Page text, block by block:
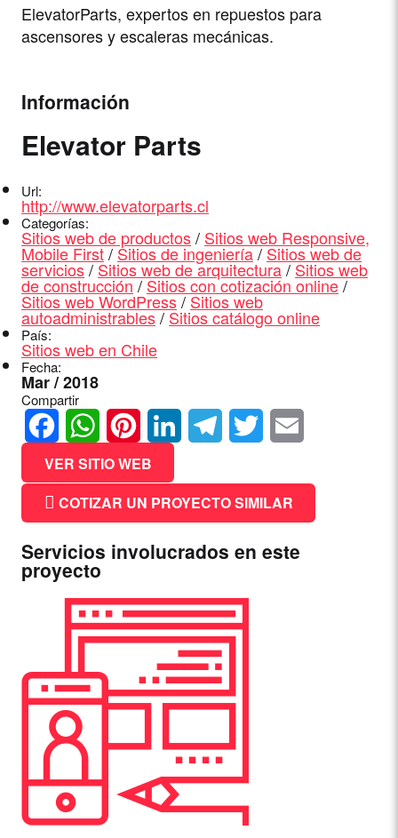
ElevatorParts, expertos en repuestos para
ascensores y escaleras mecánicas.
Información
Elevator Parts
Url:
http://www.elevatorparts.cl
Categorías:
Sitios web de productos/ Sitios web Responsive,
Mobile First/Sitios de ingeniería/Sitios web de
servicios/Sitios web de arquitectura/Sitios web
de construcción/Sitios con cotización online/
Sitios web WordPress/Sitios web
autoadministrables/Sitios catálogo online
País:
Sitios web en Chile
Fecha:
Mar / 2018
Compartir
FacebookWhatsApp
PinterestLinkedIn
VER SITIO WEB
COTIZAR UN PROYECTO SIMILAR
Servicios involucrados en este
proyecto